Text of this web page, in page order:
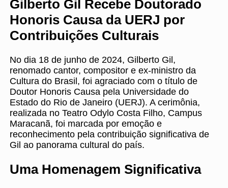
Gilberto Gil Recebe Doutorado
Honoris Causa da UERJ por
Contribuições Culturais
No dia 18 de junho de 2024, Gilberto Gil,
renomado cantor, compositor e ex-ministro da
Cultura do Brasil, foi agraciado com o título de
Doutor Honoris Causa pela Universidade do
Estado do Rio de Janeiro (UERJ). A cerimônia,
realizada no Teatro Odylo Costa Filho, Campus
Maracanã, foi marcada por emoção e
reconhecimento pela contribuição significativa de
Gil ao panorama cultural do país.
Uma Homenagem Significativa